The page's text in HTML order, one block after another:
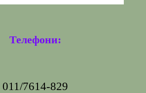
Телефони:
011/7614-829